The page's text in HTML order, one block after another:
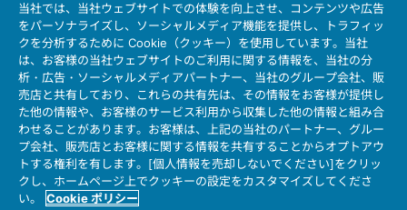
会社情報 サステナビリティ IR情報 採用情報
会社情報新着一覧
製品情報新着一覧
サイトマップ お問い合わせ
個人情報保護ポリシー
JAE Cookie Policy
ウェブアクセシビリティ方針
マイナンバー情報保護ポリシー
当社ウェブサイトのご利用について
ソーシャルメディア公式アカウント運用ポリシー
当社では、当社ウェブサイトでの体験を向上させ、コンテンツや広告
をパーソナライズし、ソーシャルメディア機能を提供し、トラフィッ
クを分析するために Cookie（クッキー）を使用しています。当社
は、お客様の当社ウェブサイトのご利用に関する情報を、当社の分
析・広告・ソーシャルメディアパートナー、当社のグループ会社、販
売店と共有しており、これらの共有先は、その情報をお客様が提供し
た他の情報や、お客様のサービス利用から収集した他の情報と組み合
わせることがあります。お客様は、上記の当社のパートナー、グルー
プ会社、販売店とお客様に関する情報を共有することからオプトアウ
トする権利を有します。[個人情報を売却しないでください]をクリッ
クし、ホームページ上でクッキーの設定をカスタマイズしてくださ
い。
Cookie ポリシー